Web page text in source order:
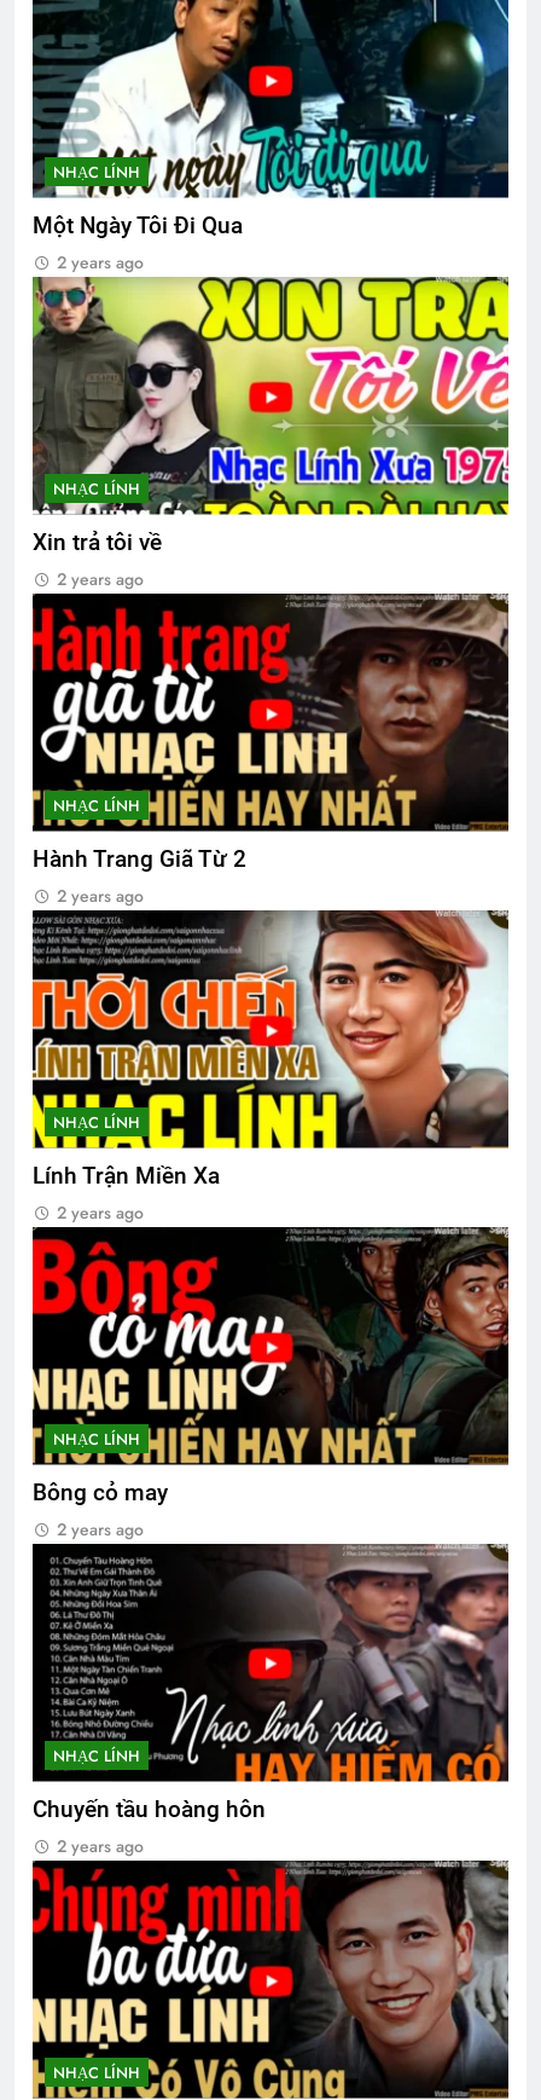
Tâm thư Tổng Hội Trưởng
2 Years Ago
Quang Lập – Nhạc lính 2
2 Years Ago
3 Years Ago
Cựu SVSQ Đặng Quốc Trụ K20
3 Years Ago
CSVSQ Anthony Lã Huy Anh K14
2 Years Ago
Phân Ưu CSVSQ Nguyễn Vĩnh Nghi K5
2 Years Ago
HÃY SẴN SÀNG! (Rabindranath
Tagore)
3 Years Ago
NHẠC LÍNH
Một Ngày Tôi Đi Qua
2 years ago
NHẠC LÍNH
Xin trả tôi về
2 years ago
NHẠC LÍNH
Hành Trang Giã Từ 2
2 years ago
NHẠC LÍNH
Lính Trận Miền Xa
2 years ago
NHẠC LÍNH
Bông cỏ may
2 years ago
NHẠC LÍNH
Chuyến tầu hoàng hôn
2 years ago
NHẠC LÍNH